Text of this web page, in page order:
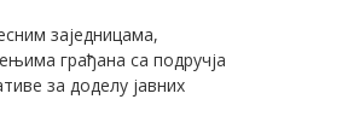
заједницама,
грађана са подручја
за доделу јавних